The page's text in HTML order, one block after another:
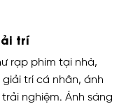
trí
rạp phim tại nhà,
trí cá nhân, ánh
nghiệm. Ánh sáng